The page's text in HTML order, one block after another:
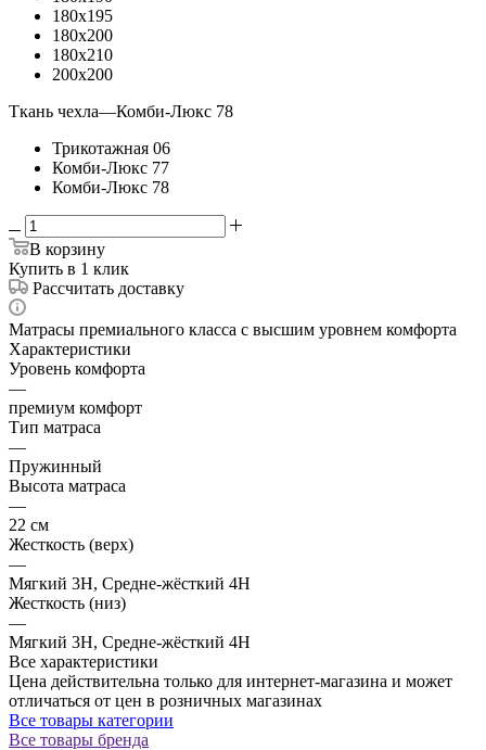
180x195
180x200
180x210
200x200
Ткань чехла—Комби-Люкс 78
Трикотажная 06
Комби-Люкс 77
Комби-Люкс 78
В корзину
Купить в 1 клик
Рассчитать доставку
Матрасы премиального класса с высшим уровнем комфорта
Характеристики
Уровень комфорта
—
премиум комфорт
Тип матраса
—
Пружинный
Высота матраса
—
22 см
Жесткость (верх)
—
Мягкий 3H, Средне-жёсткий 4H
Жесткость (низ)
—
Мягкий 3H, Средне-жёсткий 4H
Все характеристики
Цена действительна только для интернет-магазина и может
отличаться от цен в розничных магазинах
Все товары категории
Все товары бренда